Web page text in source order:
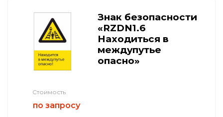
Знак безопасности
«RZDN1.6
Находиться в
междупутье
опасно»
Стоимость
по запросу